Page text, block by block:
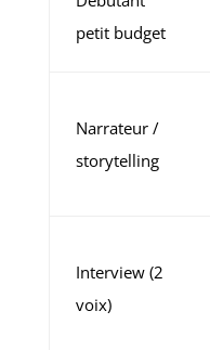
petit budget
Narrateur /
storytelling
Interview (2
voix)